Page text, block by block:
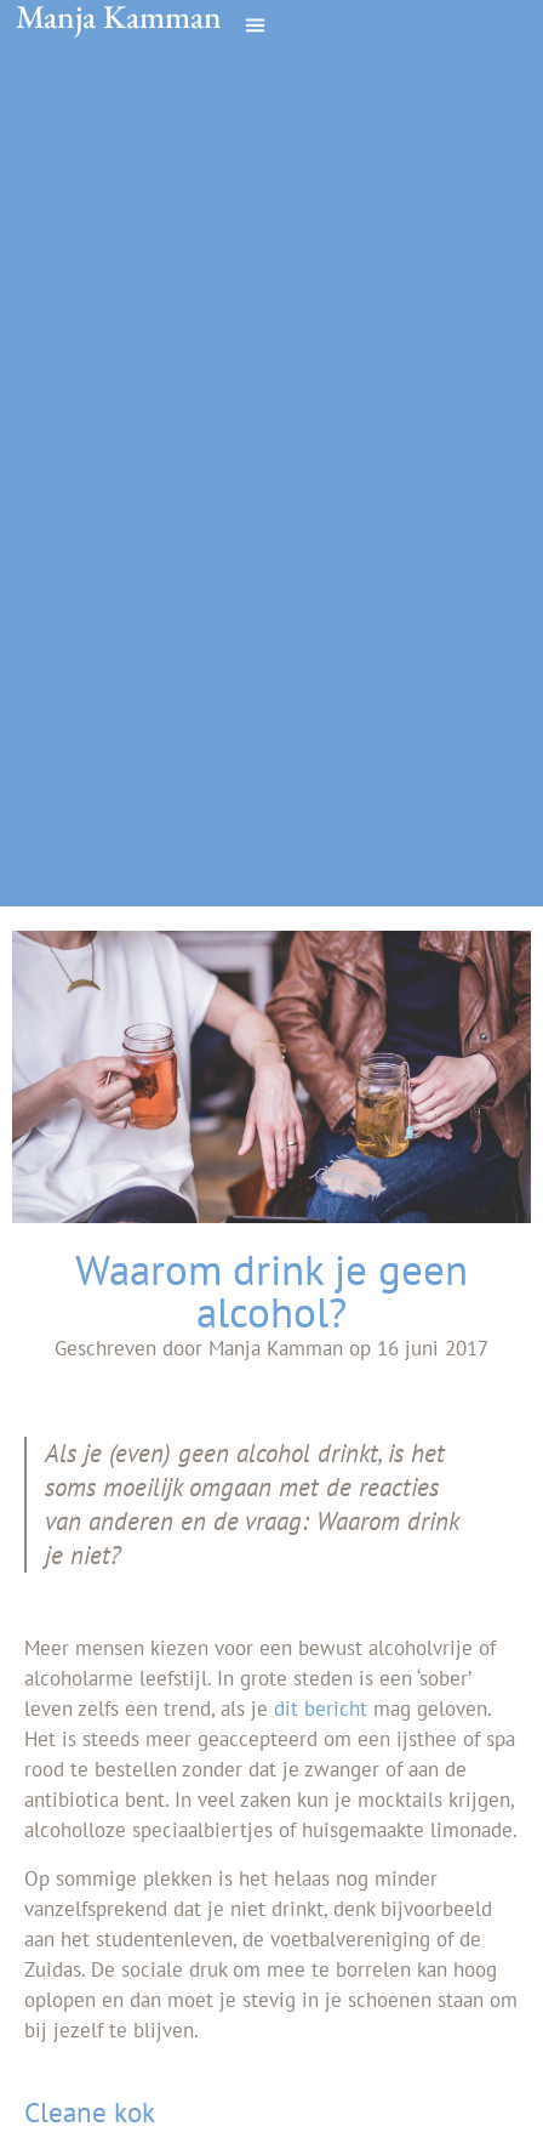
Manja Kamman
Waarom drink je geen
alcohol?
Geschreven door Manja Kamman op 16 juni 2017
Als je (even) geen alcohol drinkt, is het
soms moeilijk omgaan met de reacties
van anderen en de vraag: Waarom drink
je niet?
Meer mensen kiezen voor een bewust alcoholvrije of
alcoholarme leefstijl. In grote steden is een ‘sober’
leven zelfs een trend, als je dit bericht mag geloven.
Het is steeds meer geaccepteerd om een ijsthee of spa
rood te bestellen zonder dat je zwanger of aan de
antibiotica bent. In veel zaken kun je mocktails krijgen,
alcoholloze speciaalbiertjes of huisgemaakte limonade.
Op sommige plekken is het helaas nog minder
vanzelfsprekend dat je niet drinkt, denk bijvoorbeeld
aan het studentenleven, de voetbalvereniging of de
Zuidas. De sociale druk om mee te borrelen kan hoog
oplopen en dan moet je stevig in je schoenen staan om
bij jezelf te blijven.
Cleane kok